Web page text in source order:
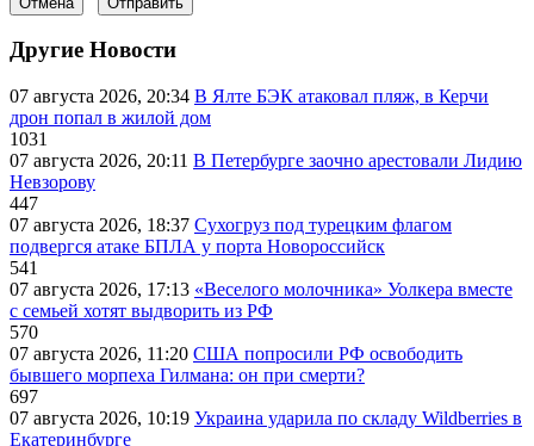
Другие Новости
07 августа 2026, 20:34 В Ялте БЭК атаковал пляж, в Керчи
дрон попал в жилой дом
1031
07 августа 2026, 20:11 В Петербурге заочно арестовали Лидию
Невзорову
447
07 августа 2026, 18:37 Сухогруз под турецким флагом
подвергся атаке БПЛА у порта Новороссийск
541
07 августа 2026, 17:13 «Веселого молочника» Уолкера вместе
с семьей хотят выдворить из РФ
570
07 августа 2026, 11:20 США попросили РФ освободить
бывшего морпеха Гилмана: он при смерти?
697
07 августа 2026, 10:19 Украина ударила по складу Wildberries в
Екатеринбурге